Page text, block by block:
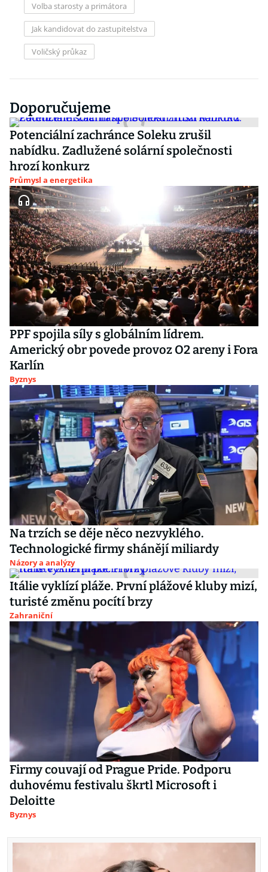
Volba starosty a primátora
Jak kandidovat do zastupitelstva
Voličský průkaz
Doporučujeme
Potenciální zachránce Soleku zrušil
nabídku. Zadlužené solární společnosti
hrozí konkurz
Průmysl a energetika
PPF spojila síly s globálním lídrem.
Americký obr povede provoz O2 areny i Fora
Karlín
Byznys
Na trzích se děje něco nezvyklého.
Technologické firmy shánějí miliardy
Názory a analýzy
Itálie vyklízí pláže. První plážové kluby mizí,
turisté změnu pocítí brzy
Zahraniční
Firmy couvají od Prague Pride. Podporu
duhovému festivalu škrtl Microsoft i
Deloitte
Byznys